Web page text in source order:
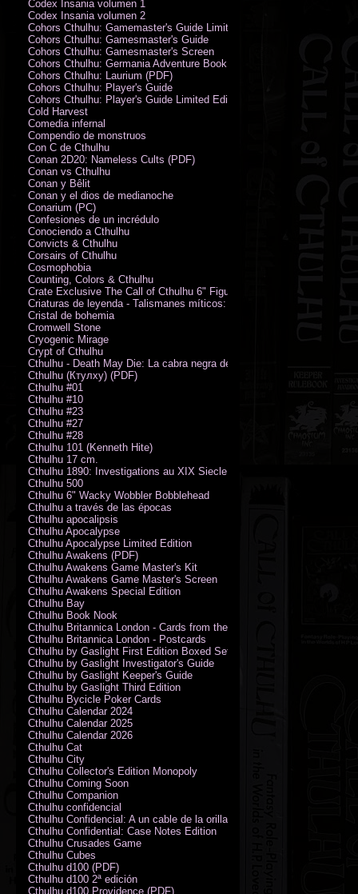
Codex Insania volumen 1
Codex Insania volumen 2
Cohors Cthulhu: Gamemaster's Guide Limited Edition
Cohors Cthulhu: Gamesmaster's Guide
Cohors Cthulhu: Gamesmaster's Screen
Cohors Cthulhu: Germania Adventure Book
Cohors Cthulhu: Laurium (PDF)
Cohors Cthulhu: Player's Guide
Cohors Cthulhu: Player's Guide Limited Edition
Cold Harvest
Comedia infernal
Compendio de monstruos
Con C de Cthulhu
Conan 2D20: Nameless Cults (PDF)
Conan vs Cthulhu
Conan y Bêlit
Conan y el dios de medianoche
Conarium (PC)
Confesiones de un incrédulo
Conociendo a Cthulhu
Convicts & Cthulhu
Corsairs of Cthulhu
Cosmophobia
Counting, Colors & Cthulhu
Crate Exclusive The Call of Cthulhu 6" Figure von Austin James
Criaturas de leyenda - Talismanes míticos: Símbolo arcano
Cristal de bohemia
Cromwell Stone
Cryogenic Mirage
Crypt of Cthulhu
Cthulhu - Death May Die: La cabra negra de los bosques
Cthulhu (Ктулху) (PDF)
Cthulhu #01
Cthulhu #10
Cthulhu #23
Cthulhu #27
Cthulhu #28
Cthulhu 101 (Kenneth Hite)
Cthulhu 17 cm.
Cthulhu 1890: Investigations au XIX Siecle
Cthulhu 500
Cthulhu 6" Wacky Wobbler Bobblehead
Cthulhu a través de las épocas
Cthulhu apocalipsis
Cthulhu Apocalypse
Cthulhu Apocalypse Limited Edition
Cthulhu Awakens (PDF)
Cthulhu Awakens Game Master's Kit
Cthulhu Awakens Game Master's Screen
Cthulhu Awakens Special Edition
Cthulhu Bay
Cthulhu Book Nook
Cthulhu Britannica London - Cards from the Smoke
Cthulhu Britannica London - Postcards
Cthulhu by Gaslight First Edition Boxed Set
Cthulhu by Gaslight Investigator's Guide
Cthulhu by Gaslight Keeper's Guide
Cthulhu by Gaslight Third Edition
Cthulhu Bycicle Poker Cards
Cthulhu Calendar 2024
Cthulhu Calendar 2025
Cthulhu Calendar 2026
Cthulhu Cat
Cthulhu City
Cthulhu Collector's Edition Monopoly
Cthulhu Coming Soon
Cthulhu Companion
Cthulhu confidencial
Cthulhu Confidencial: A un cable de la orilla (PDF)
Cthulhu Confidential: Case Notes Edition
Cthulhu Crusades Game
Cthulhu Cubes
Cthulhu d100 (PDF)
Cthulhu d100 2ª edición
Cthulhu d100 Providence (PDF)